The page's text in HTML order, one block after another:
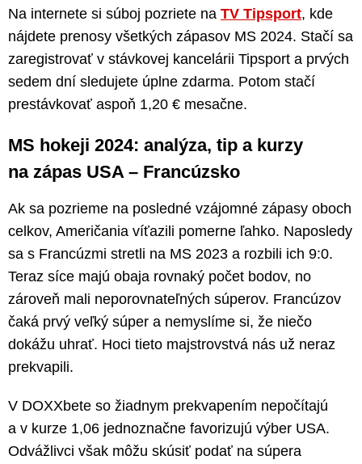
Na internete si súboj pozriete na TV Tipsport, kde
nájdete prenosy všetkých zápasov MS 2024. Stačí sa
zaregistrovať v stávkovej kancelárii Tipsport a prvých
sedem dní sledujete úplne zdarma. Potom stačí
prestávkovať aspoň 1,20 € mesačne.
MS hokeji 2024: analýza, tip a kurzy
na zápas USA – Francúzsko
Ak sa pozrieme na posledné vzájomné zápasy oboch
celkov, Američania víťazili pomerne ľahko. Naposledy
sa s Francúzmi stretli na MS 2023 a rozbili ich 9:0.
Teraz síce majú obaja rovnaký počet bodov, no
zároveň mali neporovnateľných súperov. Francúzov
čaká prvý veľký súper a nemyslíme si, že niečo
dokážu uhrať. Hoci tieto majstrovstvá nás už neraz
prekvapili.
V DOXXbete so žiadnym prekvapením nepočítajú
a v kurze 1,06 jednoznačne favorizujú výber USA.
Odvážlivci však môžu skúsiť podať na súpera